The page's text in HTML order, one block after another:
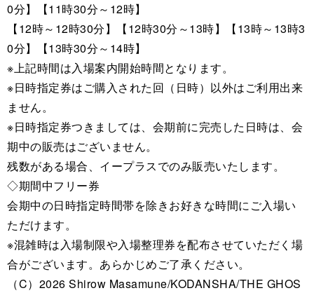
0分】【11時30分～12時】
【12時～12時30分】【12時30分～13時】【13時～13時3
0分】【13時30分～14時】
※上記時間は入場案内開始時間となります。
※日時指定券はご購入された回（日時）以外はご利用出来
ません。
※日時指定券つきましては、会期前に完売した日時は、会
期中の販売はございません。
残数がある場合、イープラスでのみ販売いたします。
◇期間中フリー券
会期中の日時指定時間帯を除きお好きな時間にご入場い
ただけます。
※混雑時は入場制限や入場整理券を配布させていただく場
合がございます。あらかじめご了承ください。
（C）2026 Shirow Masamune/KODANSHA/THE GHOS